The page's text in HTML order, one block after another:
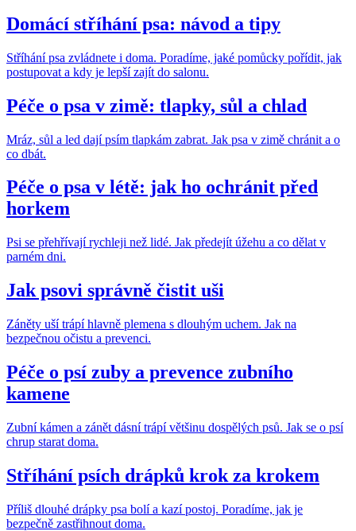
Domácí stříhání psa: návod a tipy
Stříhání psa zvládnete i doma. Poradíme, jaké pomůcky pořídit, jak
postupovat a kdy je lepší zajít do salonu.
Péče o psa v zimě: tlapky, sůl a chlad
Mráz, sůl a led dají psím tlapkám zabrat. Jak psa v zimě chránit a o
co dbát.
Péče o psa v létě: jak ho ochránit před
horkem
Psi se přehřívají rychleji než lidé. Jak předejít úžehu a co dělat v
parném dni.
Jak psovi správně čistit uši
Záněty uší trápí hlavně plemena s dlouhým uchem. Jak na
bezpečnou očistu a prevenci.
Péče o psí zuby a prevence zubního
kamene
Zubní kámen a zánět dásní trápí většinu dospělých psů. Jak se o psí
chrup starat doma.
Stříhání psích drápků krok za krokem
Příliš dlouhé drápky psa bolí a kazí postoj. Poradíme, jak je
bezpečně zastřihnout doma.